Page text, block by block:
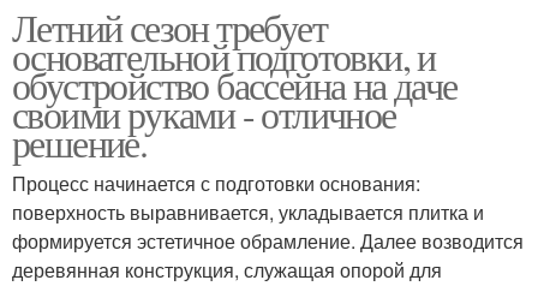
Летний сезон требует
основательной подготовки, и
обустройство бассейна на даче
своими руками - отличное
решение.
Процесс начинается с подготовки основания:
поверхность выравнивается, укладывается плитка и
формируется эстетичное обрамление. Далее возводится
деревянная конструкция, служащая опорой для